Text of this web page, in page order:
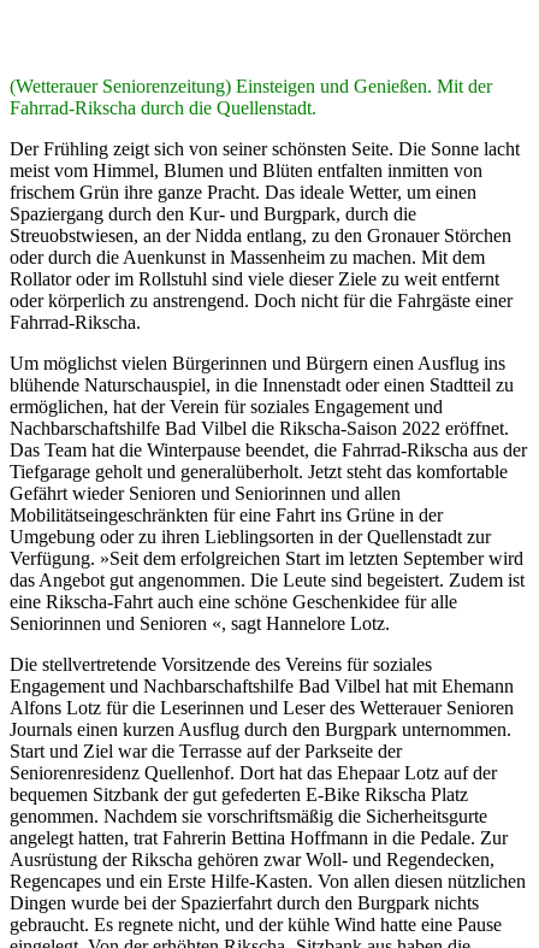
(Wetterauer Seniorenzeitung) Einsteigen und Genießen. Mit der
Fahrrad-Rikscha durch die Quellenstadt.
Der Frühling zeigt sich von seiner schönsten Seite. Die Sonne lacht
meist vom Himmel, Blumen und Blüten entfalten inmitten von
frischem Grün ihre ganze Pracht. Das ideale Wetter, um einen
Spaziergang durch den Kur- und Burgpark, durch die
Streuobstwiesen, an der Nidda entlang, zu den Gronauer Störchen
oder durch die Auenkunst in Massenheim zu machen. Mit dem
Rollator oder im Rollstuhl sind viele dieser Ziele zu weit entfernt
oder körperlich zu anstrengend. Doch nicht für die Fahrgäste einer
Fahrrad-Rikscha.
Um möglichst vielen Bürgerinnen und Bürgern einen Ausflug ins
blühende Naturschauspiel, in die Innenstadt oder einen Stadtteil zu
ermöglichen, hat der Verein für soziales Engagement und
Nachbarschaftshilfe Bad Vilbel die Rikscha-Saison 2022 eröffnet.
Das Team hat die Winterpause beendet, die Fahrrad-Rikscha aus der
Tiefgarage geholt und generalüberholt. Jetzt steht das komfortable
Gefährt wieder Senioren und Seniorinnen und allen
Mobilitätseingeschränkten für eine Fahrt ins Grüne in der
Umgebung oder zu ihren Lieblingsorten in der Quellenstadt zur
Verfügung. »Seit dem erfolgreichen Start im letzten September wird
das Angebot gut angenommen. Die Leute sind begeistert. Zudem ist
eine Rikscha-Fahrt auch eine schöne Geschenkidee für alle
Seniorinnen und Senioren «, sagt Hannelore Lotz.
Die stellvertretende Vorsitzende des Vereins für soziales
Engagement und Nachbarschaftshilfe Bad Vilbel hat mit Ehemann
Alfons Lotz für die Leserinnen und Leser des Wetterauer Senioren
Journals einen kurzen Ausflug durch den Burgpark unternommen.
Start und Ziel war die Terrasse auf der Parkseite der
Seniorenresidenz Quellenhof. Dort hat das Ehepaar Lotz auf der
bequemen Sitzbank der gut gefederten E-Bike Rikscha Platz
genommen. Nachdem sie vorschriftsmäßig die Sicherheitsgurte
angelegt hatten, trat Fahrerin Bettina Hoffmann in die Pedale. Zur
Ausrüstung der Rikscha gehören zwar Woll- und Regendecken,
Regencapes und ein Erste Hilfe-Kasten. Von allen diesen nützlichen
Dingen wurde bei der Spazierfahrt durch den Burgpark nichts
gebraucht. Es regnete nicht, und der kühle Wind hatte eine Pause